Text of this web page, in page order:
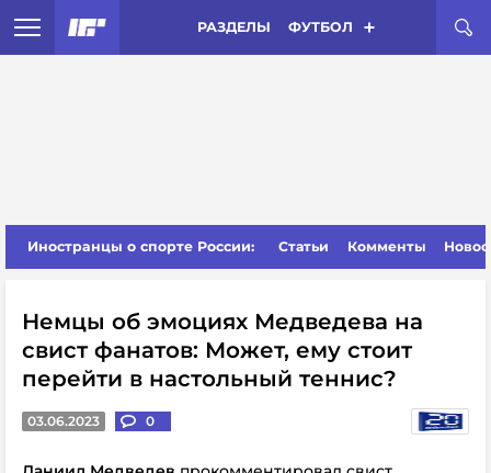
РАЗДЕЛЫ ФУТБОЛ
Иностранцы о спорте России: Статьи Комменты
Немцы об эмоциях Медведева на
свист фанатов: Может, ему стоит
перейти в настольный теннис?
03.06.2023 0